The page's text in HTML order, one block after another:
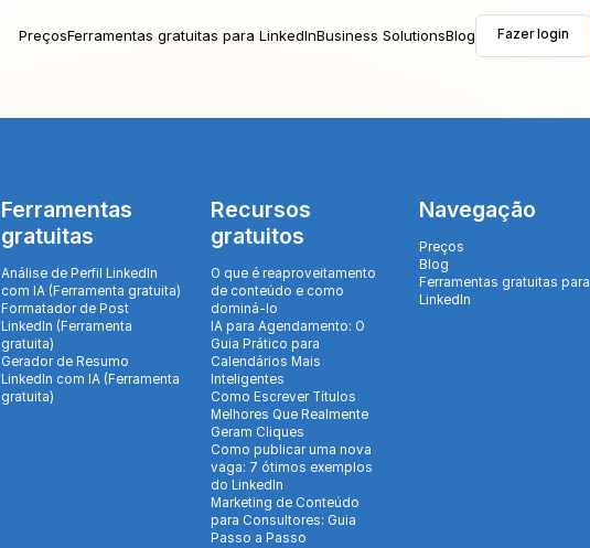
PreçosFerramentas gratuitas para LinkedInBusiness SolutionsBlog Fazer login
Ferramentas
gratuitas
Análise de Perfil LinkedIn
com IA (Ferramenta gratuita)
Formatador de Post
LinkedIn (Ferramenta
gratuita)
Gerador de Resumo
LinkedIn com IA (Ferramenta
gratuita)
Recursos
gratuitos
O que é reaproveitamento
de conteúdo e como
dominá-lo
IA para Agendamento: O
Guia Prático para
Calendários Mais
Inteligentes
Como Escrever Títulos
Melhores Que Realmente
Geram Cliques
Como publicar uma nova
vaga: 7 ótimos exemplos
do LinkedIn
Marketing de Conteúdo
para Consultores: Guia
Passo a Passo
Navegação
Preços
Blog
Ferramentas gratuitas para
LinkedIn